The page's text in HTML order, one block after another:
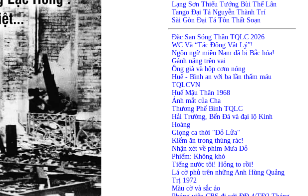
Lạng Sơn Thiếu Tướng Bùi Thế Lân
Tango Đại Tá Nguyễn Thành Trí
Sài Gòn Đại Tá Tôn Thất Soạn
Đặc San Sóng Thần TQLC 2026
WC Và “Tác Động Vật Lý”!
Ngôn ngữ miền Nam đã bị Bắc hóa!
Gánh nặng trên vai
Ông già và hộp cơm nóng
Huế - Bình an với ba lần thấm máu
TQLCVN
Huế Mậu Thân 1968
Ánh mắt của Cha
Thương Phế Binh TQLC
Hải Trường, Bến Đá và đại lộ Kinh
Hoàng
Giọng ca thời "Đỏ Lửa"
Kiếm ăn trong thùng rác!
Nhận xét về phim Mưa Đỏ
Phiếm: Không khó
Tiếng nước tôi! Hỏng to rồi!
Lá cờ phủ trên những Anh Hùng Quảng
Trị 1972
Màu cờ và sắc áo